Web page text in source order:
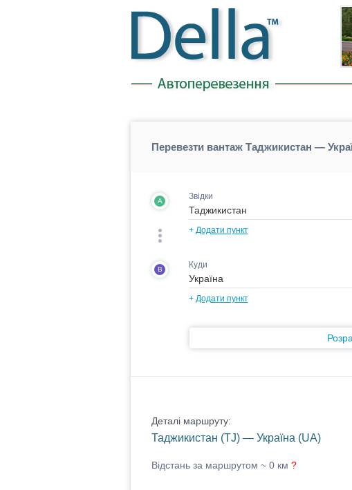
Перевезти вантаж Таджикистан —
A Звідки
+ Додати пункт
B Куди
+ Додати пункт
Деталі маршруту:
Таджикистан (TJ) — Україна (UA)
Відстань за маршрутом ~ 0 км ?